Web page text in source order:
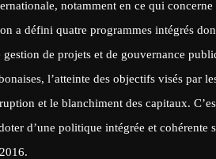
notamment en ce qui concerne
a défini quatre programmes intégrés
de projets et de gouvernance
l’atteinte des objectifs visés par
et le blanchiment des capitaux.
d’une politique intégrée et cohérente